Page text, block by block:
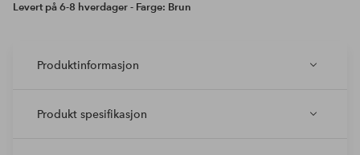
Levert på 6-8 hverdager - Farge: Brun
Produktinformasjon
Produkt spesifikasjon